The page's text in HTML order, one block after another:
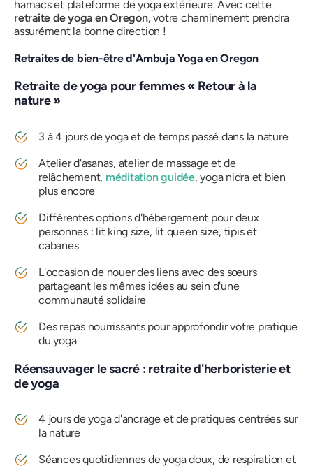
hamacs et plateforme de yoga extérieure. Avec cette
retraite de yoga en Oregon,votre cheminement prendra
assurément la bonne direction !
Retraites de bien-être d'Ambuja Yoga en Oregon
Retraite de yoga pour femmes « Retour à la
nature »
3 à 4 jours de yoga et de temps passé dans la nature
Atelier d'asanas, atelier de massage et de
relâchement, méditation guidée, yoga nidra et bien
plus encore
Différentes options d'hébergement pour deux
personnes : lit king size, lit queen size, tipis et
cabanes
L'occasion de nouer des liens avec des sœurs
partageant les mêmes idées au sein d'une
communauté solidaire
Des repas nourrissants pour approfondir votre pratique
du yoga
Réensauvager le sacré : retraite d'herboristerie et
de yoga
4 jours de yoga d'ancrage et de pratiques centrées sur
la nature
Séances quotidiennes de yoga doux, de respiration et